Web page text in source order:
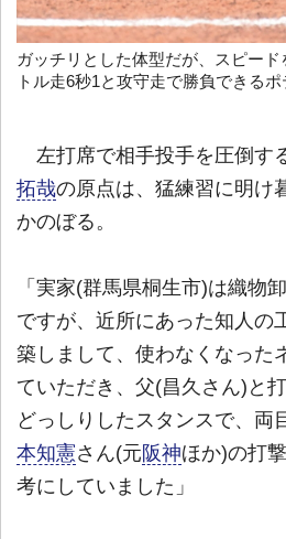
ガッチリとした体型だが、スピー
トル走6秒1と攻守走で勝負できる
左打席で相手投手を圧倒す
拓哉の原点は、猛練習に明け
かのぼる。
「実家(群馬県桐生市)は織物
ですが、近所にあった知人の
築しまして、使わなくなった
ていただき、父(昌久さん)と
どっしりしたスタンスで、両
本知憲さん(元阪神ほか)の打
考にしていました」